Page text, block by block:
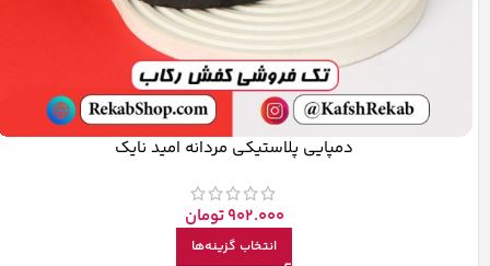
دمپایی پلاستیکی مردانه امید نایک
902.000تومان
انتخاب گزینه‌ها